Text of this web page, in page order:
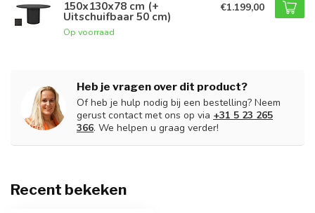
150x130x78 cm (+
Uitschuifbaar 50 cm)
Op voorraad
€1.199,00
Heb je vragen over dit product?
Of heb je hulp nodig bij een bestelling? Neem
gerust contact met ons op via +31 5 23 265
366. We helpen u graag verder!
Recent bekeken